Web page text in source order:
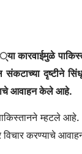
संकटाच्या दृष्टीने
आवाहन केले आहे.
म्हटले आहे.
विचार करण्याचे